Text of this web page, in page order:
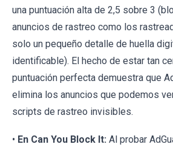
una puntuación alta de 2,5 sobre 3
anuncios de rastreo como los
solo un pequeño detalle de huella
identificable). El hecho de estar tan
puntuación perfecta demuestra que
elimina los anuncios que podemos
scripts de rastreo invisibles.
• En Can You Block It: Al probar